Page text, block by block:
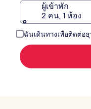
ผู้เข้าพัก
2 คน, 1 ห้อง
ฉันเดินทางเพื่อติดต่อธุ